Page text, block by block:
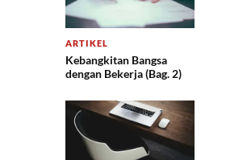
ARTIKEL
Kebangkitan Bangsa
dengan Bekerja (Bag. 2)